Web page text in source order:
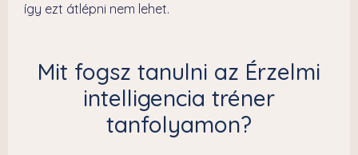
így ezt átlépni nem lehet.
Mit fogsz tanulni az Érzelmi
intelligencia tréner
tanfolyamon?